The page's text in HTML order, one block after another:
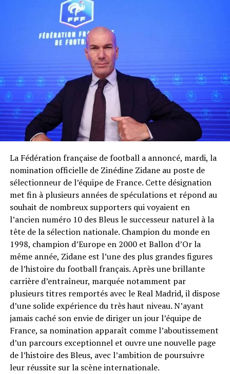
La Fédération française de football a annoncé, mardi, la
nomination officielle de Zinédine Zidane au poste de
sélectionneur de l’équipe de France. Cette désignation
met fin à plusieurs années de spéculations et répond au
souhait de nombreux supporters qui voyaient en
l’ancien numéro 10 des Bleus le successeur naturel à la
tête de la sélection nationale. Champion du monde en
1998, champion d’Europe en 2000 et Ballon d’Or la
même année, Zidane est l’une des plus grandes figures
de l’histoire du football français. Après une brillante
carrière d’entraîneur, marquée notamment par
plusieurs titres remportés avec le Real Madrid, il dispose
d’une solide expérience du très haut niveau. N’ayant
jamais caché son envie de diriger un jour l’équipe de
France, sa nomination apparaît comme l’aboutissement
d’un parcours exceptionnel et ouvre une nouvelle page
de l’histoire des Bleus, avec l’ambition de poursuivre
leur réussite sur la scène internationale.